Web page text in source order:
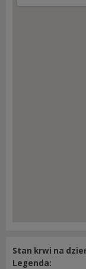
Stan krwi na
Legenda: